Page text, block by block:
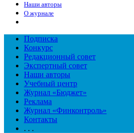
Наши авторы
О журнале
Подписка
Конкурс
Редакционный совет
Экспертный совет
Наши авторы
Учебный центр
Журнал «Бюджет»
Реклама
Журнал «Финконтроль»
Контакты
. . .